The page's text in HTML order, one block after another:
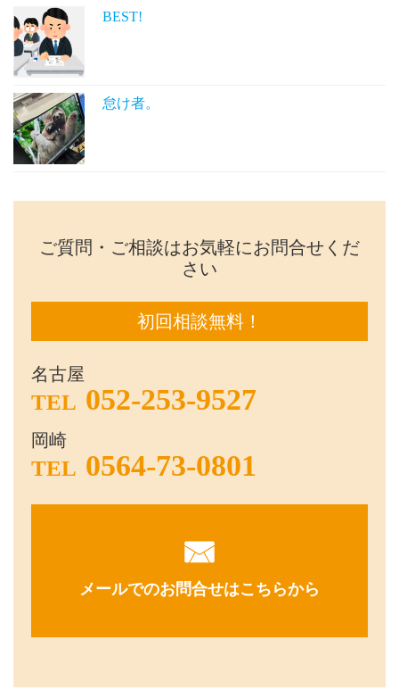
BEST!
怠け者。
ご質問・ご相談はお気軽にお問合せくだ
さい
初回相談無料！
名古屋
TEL 052-253-9527
岡崎
TEL 0564-73-0801
メールでのお問合せはこちらから